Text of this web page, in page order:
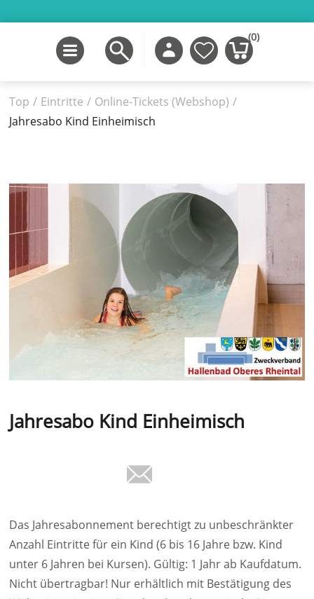
(0)
Top / Eintritte / Online-Tickets (Webshop) /
Jahresabo Kind Einheimisch
Jahresabo Kind Einheimisch
Das Jahresabonnement berechtigt zu unbeschränkter
Anzahl Eintritte für ein Kind (6 bis 16 Jahre bzw. Kind
unter 6 Jahren bei Kursen). Gültig: 1 Jahr ab Kaufdatum.
Nicht übertragbar! Nur erhältlich mit Bestätigung des